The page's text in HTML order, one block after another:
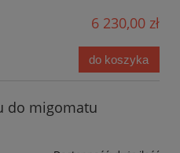
6 230,00 zł
do koszyka
do migomatu